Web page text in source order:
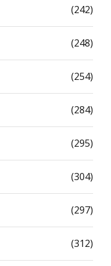
(242)
(248)
(254)
(284)
(295)
(304)
(297)
(312)